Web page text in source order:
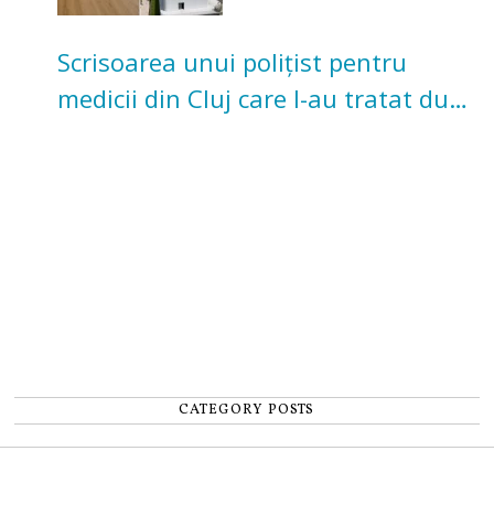
Scrisoarea unui polițist pentru
medicii din Cluj care l-au tratat după
CATEGORY POSTS